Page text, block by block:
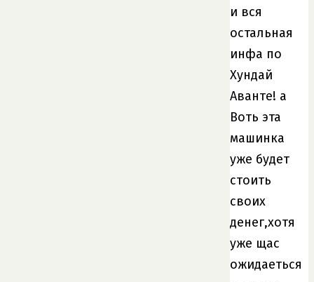
и вся
остальная
инфа по
Хундай
Аванте! а
Воть эта
машинка
уже будет
стоить
своих
денег,хотя
уже щас
ожидаеться